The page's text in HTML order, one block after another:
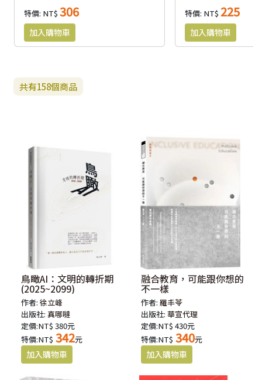
特價: NT$306 特價: NT$225
共有158個商品
鳥瞰AI：文明的轉折期
(2025~2099)
作者:徐立峰
出版社:真哪噠
定價:NT$ 380元
特價:NT$ 342元
融合教育，可能跟你想的
不一樣
作者:羅丰苓
出版社:華宣代理
定價:NT$ 430元
特價:NT$ 340元